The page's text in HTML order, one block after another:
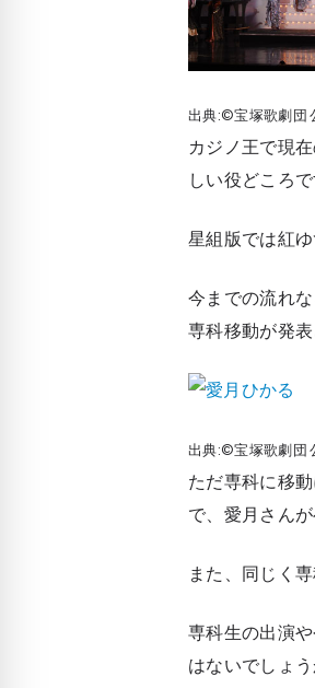
出典:©宝塚歌劇団
カジノ王で現
しい役どころで
星組版では紅
今までの流れ
専科移動が発
出典:©宝塚歌劇団
ただ専科に移
で、愛月さん
また、同じく
専科生の出演
はないでしょう